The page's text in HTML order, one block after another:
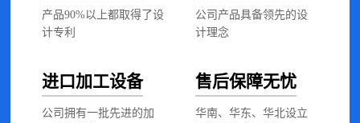
产品90%以上都取得了设
计专利
公司产品具备领先的设
计理念
进口加工设备
公司拥有一批先进的加
售后保障无忧
华南、华东、华北设立